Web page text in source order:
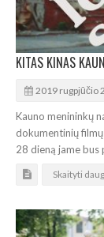
2019 rugpjūčio
Kauno menininkų
dokumentinių
28 dieną jame bus
Skaityti